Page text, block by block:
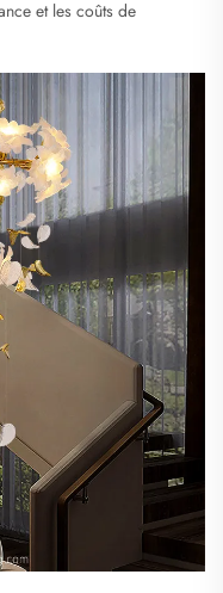
et les coûts de